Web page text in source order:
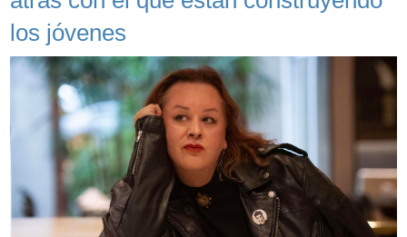
los jóvenes